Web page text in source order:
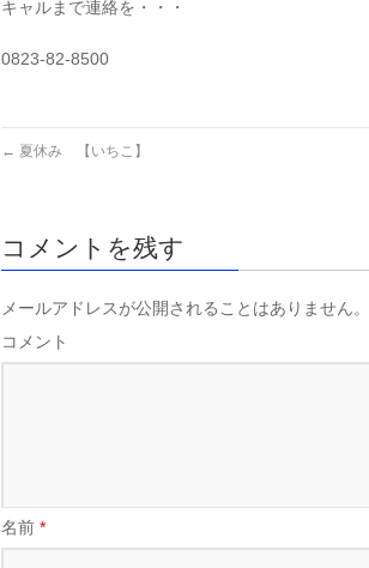
キャルまで連絡を・・・
0823-82-8500
← 夏休み 【いちこ】
コメントを残す
メールアドレスが公開されることはありません。
コメント
名前 *